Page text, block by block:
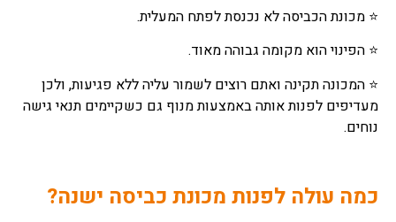
⭐ מכונת הכביסה לא נכנסת לפתח המעלית.
⭐ הפינוי הוא מקומה גבוהה מאוד.
⭐ המכונה תקינה ואתם רוצים לשמור עליה ללא פגיעות, ולכן
מעדיפים לפנות אותה באמצעות מנוף גם כשקיימים תנאי גישה
נוחים.
כמה עולה לפנות מכונת כביסה ישנה?